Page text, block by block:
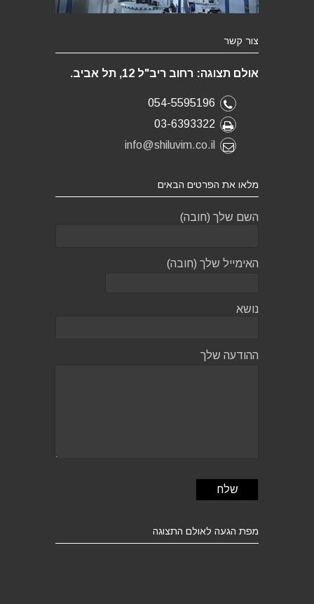
צור קשר
אולם תצוגה: רחוב ריב"ל 12, תל אביב.
054-5595196
03-6393322
info@shiluvim.co.il
מלאו את הפרטים הבאים
השם שלך (חובה)
האימייל שלך (חובה)
נושא
ההודעה שלך
מפת הגעה לאולם התצוגה